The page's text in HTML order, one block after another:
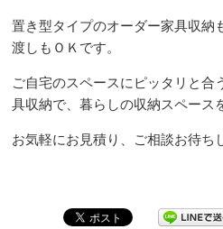
置き型タイプのオーダー家具収納
渡しもＯＫです。
ご自宅のスペースにピッタリと合
具収納で、暮らしの収納スペース
お気軽にお見積り、ご相談お待ち